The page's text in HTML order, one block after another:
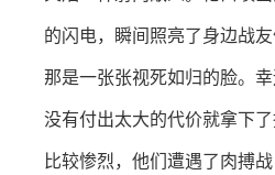
的闪电，瞬间照亮了身边战
那是一张张视死如归的脸。
没有付出太大的代价就拿下
比较惨烈，他们遭遇了肉搏